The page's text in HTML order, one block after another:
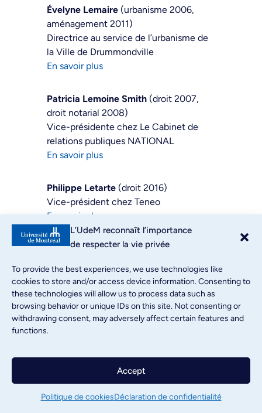
L’UdeM reconnaît l’importance
de respecter la vie privée
To provide the best experiences, we use technologies like
cookies to store and/or access device information. Consenting to
these technologies will allow us to process data such as
browsing behavior or unique IDs on this site. Not consenting or
withdrawing consent, may adversely affect certain features and
functions.
Accept
Politique de cookiesDéclaration de confidentialité
Évelyne Lemaire (urbanisme 2006,
aménagement 2011)
Directrice au service de l’urbanisme de
la Ville de Drummondville
En savoir plus
Patricia Lemoine Smith (droit 2007,
droit notarial 2008)
Vice-présidente chez Le Cabinet de
relations publiques NATIONAL
En savoir plus
Philippe Letarte (droit 2016)
Vice-président chez Teneo
En savoir plus
Vincent Lévesque(design industriel
Vice-président, chef produits pour
Croesus
En savoir plus
individualisées 2004)
générale et des communications pour